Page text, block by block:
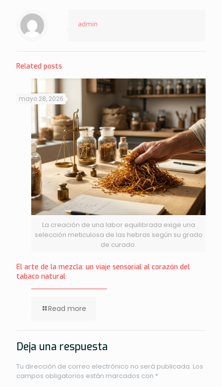
admin
Related posts
La creación de una labor equilibrada exige una
selección meticulosa de las hebras según su grado
de curado.
mayo 28, 2026
El arte de la mezcla: un viaje sensorial al corazón del
tabaco natural
Read more
Deja una respuesta
Tu dirección de correo electrónico no será publicada. Los
campos obligatorios están marcados con *